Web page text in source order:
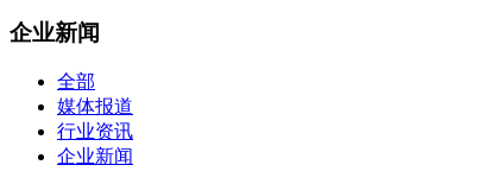
企业新闻
全部
媒体报道
行业资讯
企业新闻